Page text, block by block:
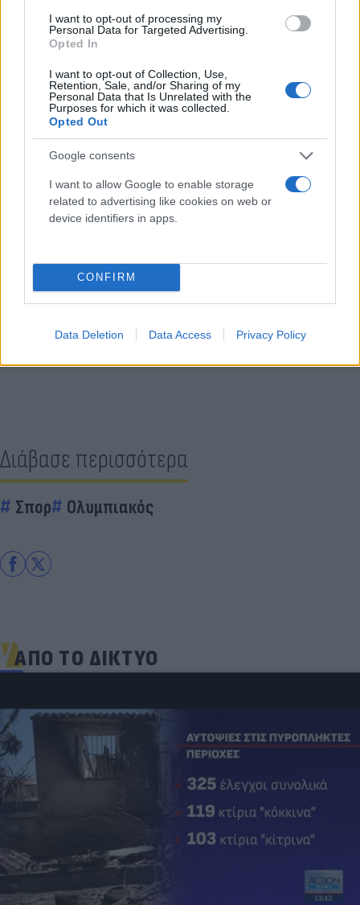
I want to opt-out of processing my
Personal Data for Targeted Advertising.
Opted In
I want to opt-out of Collection, Use,
Retention, Sale, and/or Sharing of my
Personal Data that Is Unrelated with the
Purposes for which it was collected.
Opted Out
Google consents
I want to allow Google to enable storage
related to advertising like cookies on web or
device identifiers in apps.
CONFIRM
Data Deletion Data Access Privacy Policy
Κάνε κλικ και δες περισσότερο
Διάβασε περισσότερα
Σπορ Ολυμπιακός
ΑΠΟ ΤΟ ΔΙΚΤΥΟ